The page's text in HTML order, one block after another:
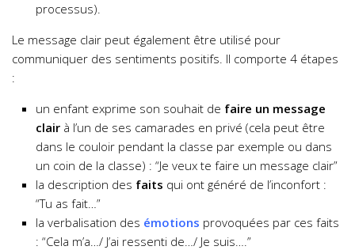
processus).
Le message clair peut également être utilisé pour
communiquer des sentiments positifs. Il comporte 4 étapes
:
un enfant exprime son souhait de faire un message
clair à l’un de ses camarades en privé (cela peut être
dans le couloir pendant la classe par exemple ou dans
un coin de la classe) : “Je veux te faire un message clair”
la description des faits qui ont généré de l’inconfort :
“Tu as fait…”
la verbalisation des émotions provoquées par ces faits
: “Cela m’a…/ J’ai ressenti de…/ Je suis….”